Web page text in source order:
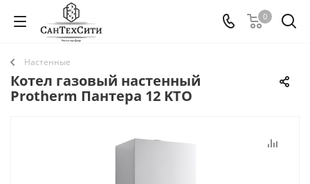
0
Настенные
Котел газовый настенный
Protherm Пантера 12 KTO